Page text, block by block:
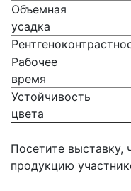
Объемная
Рабочее
Устойчивость
цвета
Посетите выставку,
продукцию